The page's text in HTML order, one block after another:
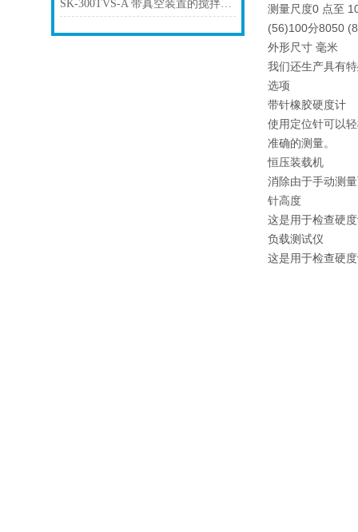
SK-300TVS-A 带真空装置的搅拌脱泡器 Kakuhunter写真化学
测量尺度0 点至
(56)100分8050
外形尺寸 毫米
我们还生产具有
选项
带针橡胶硬度计
使用定位针可以
准确的测量。
恒压装载机
消除由于手动测
针高度
这是用于检查硬
负载测试仪
这是用于检查硬